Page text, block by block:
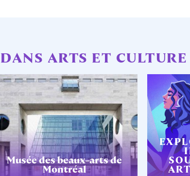
ARTS ET CULTURE
Musée des beaux-arts de
Montréal